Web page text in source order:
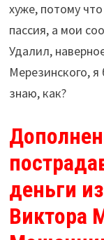
хуже, потому
пассия, а мои
Удалил,
Мерезинского, я
знаю, как?
деньги
Виктора